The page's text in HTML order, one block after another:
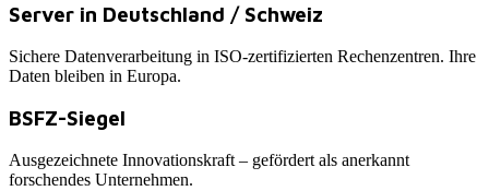
Server in Deutschland / Schweiz
Sichere Datenverarbeitung in ISO-zertifizierten Rechenzentren. Ihre
Daten bleiben in Europa.
BSFZ-Siegel
Ausgezeichnete Innovationskraft – gefördert als anerkannt
forschendes Unternehmen.